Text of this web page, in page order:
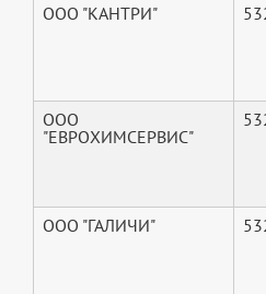
ООО "КАНТРИ"
ООО
"ЕВРОХИМСЕРВИС"
ООО "ГАЛИЧИ"